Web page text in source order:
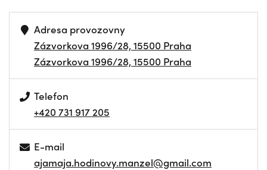
Adresa provozovny
Zázvorkova 1996/28, 15500 Praha
Zázvorkova 1996/28, 15500 Praha
Telefon
+420 731 917 205
E-mail
ajamaja.hodinovy.manzel@gmail.com